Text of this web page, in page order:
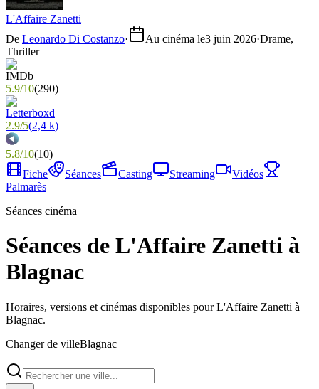
L'Affaire Zanetti
De Leonardo Di Costanzo· Au cinéma le3 juin 2026·Drame,
Thriller
5.9/10(290)
2.9/5(2,4 k)
5.8/10(10)
Fiche
Séances Casting Streaming
Vidéos
Palmarès
Séances cinéma
Séances de L'Affaire Zanetti à
Blagnac
Horaires, versions et cinémas disponibles pour L'Affaire Zanetti à
Blagnac.
Changer de villeBlagnac